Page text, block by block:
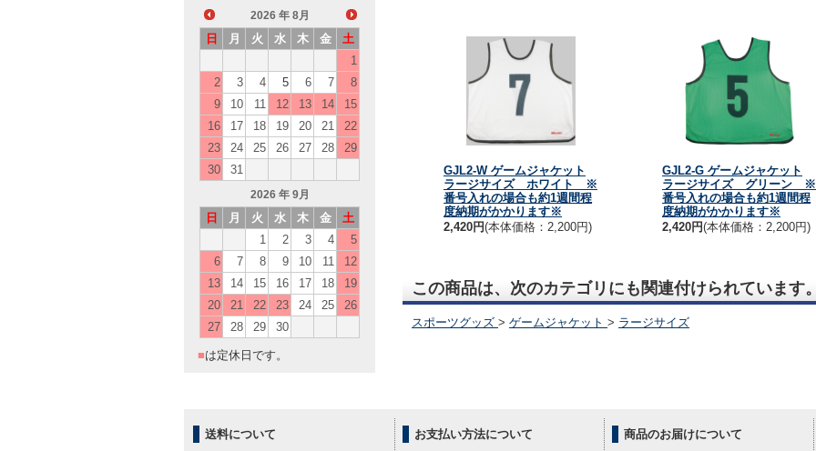
2026 年 8月
日 月 火 水 木 金
土
1
2
3 4 5 6 7
8
9
10 11 12 13 14
15
16
17 18 19 20 21
22
23
24 25 26 27 28
29
30
31
2026 年 9月
日 月 火 水 木 金
土
1
2 3 4
5
6
7 8 9 10 11
12
13
14 15 16 17 18
19
20
21 22 23 24 25
26
27
28 29 30
■は定休日です。
GJL2-W ゲームジャケット
ラージサイズ ホワイト ※
番号入れの場合も約1週間程
度納期がかかります※
2,420円(本体価格：2,200円)
GJL2-G ゲームジャケット
ラージサイズ グリーン ※
番号入れの場合も約1週間程
度納期がかかります※
2,420円(本体価格：2,200円)
この商品は、次のカテゴリにも関連付けられています。
スポーツグッズ > ゲームジャケット > ラージサイズ
送料について お支払い方法について 商品のお届けについて